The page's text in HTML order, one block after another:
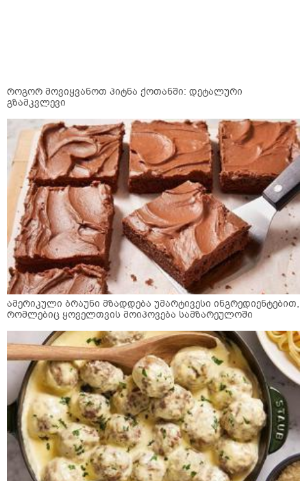
როგორ მოვიყვანოთ პიტნა ქოთანში: დეტალური
გზამკვლევი
ამერიკული ბრაუნი მზადდება უმარტივესი ინგრედიენტებით,
რომლებიც ყოველთვის მოიპოვება სამზარეულოში